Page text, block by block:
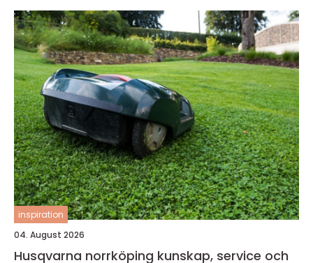
inspiration
04. August 2026
Husqvarna norrköping kunskap, service och